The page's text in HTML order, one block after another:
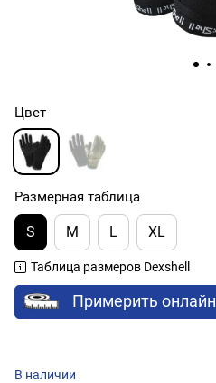
Цвет
Размерная таблица
S M L XL
Таблица размеров Dexshell
Примерить онлайн
В наличии